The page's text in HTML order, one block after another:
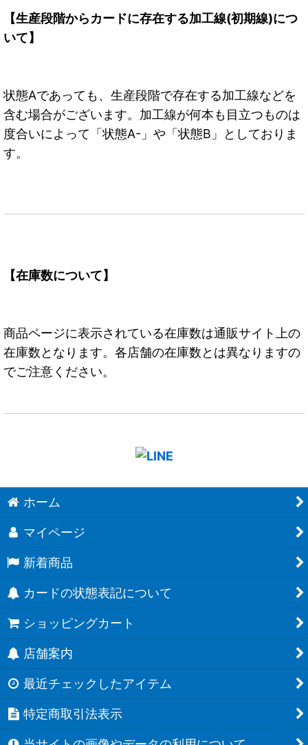
【生産段階からカードに存在する加工線(初期線)につ
いて】
状態Aであっても、生産段階で存在する加工線などを
含む場合がございます。加工線が何本も目立つものは
度合いによって「状態A-」や「状態B」としておりま
す。
【在庫数について】
商品ページに表示されている在庫数は通販サイト上の
在庫数となります。各店舗の在庫数とは異なりますの
でご注意ください。
ホーム
マイページ
新着商品
カードの状態表記について
ショッピングカート
店舗案内
最近チェックしたアイテム
特定商取引法表示